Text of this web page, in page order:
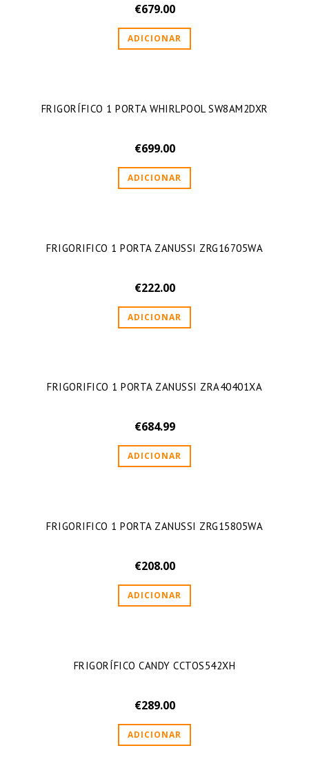
€679.00
ADICIONAR
FRIGORÍFICO 1 PORTA WHIRLPOOL SW8AM2DXR
€699.00
ADICIONAR
FRIGORIFICO 1 PORTA ZANUSSI ZRG16705WA
€222.00
ADICIONAR
FRIGORIFICO 1 PORTA ZANUSSI ZRA40401XA
€684.99
ADICIONAR
FRIGORIFICO 1 PORTA ZANUSSI ZRG15805WA
€208.00
ADICIONAR
FRIGORÍFICO CANDY CCTOS542XH
€289.00
ADICIONAR